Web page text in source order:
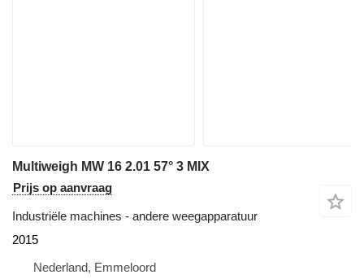
Multiweigh MW 16 2.01 57° 3 MIX
Prijs op aanvraag
Industriële machines - andere weegapparatuur
2015
Nederland, Emmeloord